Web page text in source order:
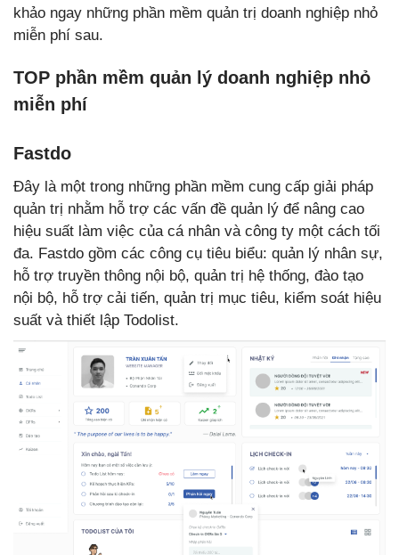
khảo ngay những phần mềm quản trị doanh nghiệp nhỏ
miễn phí sau.
TOP phần mềm quản lý doanh nghiệp nhỏ
miễn phí
Fastdo
Đây là một trong những phần mềm cung cấp giải pháp
quản trị nhằm hỗ trợ các vấn đề quản lý để nâng cao
hiệu suất làm việc của cá nhân và công ty một cách tối
đa. Fastdo gồm các công cụ tiêu biểu: quản lý nhân sự,
hỗ trợ truyền thông nội bộ, quản trị hệ thống, đào tạo
nội bộ, hỗ trợ cải tiến, quản trị mục tiêu, kiểm soát hiệu
suất và thiết lập Todolist.